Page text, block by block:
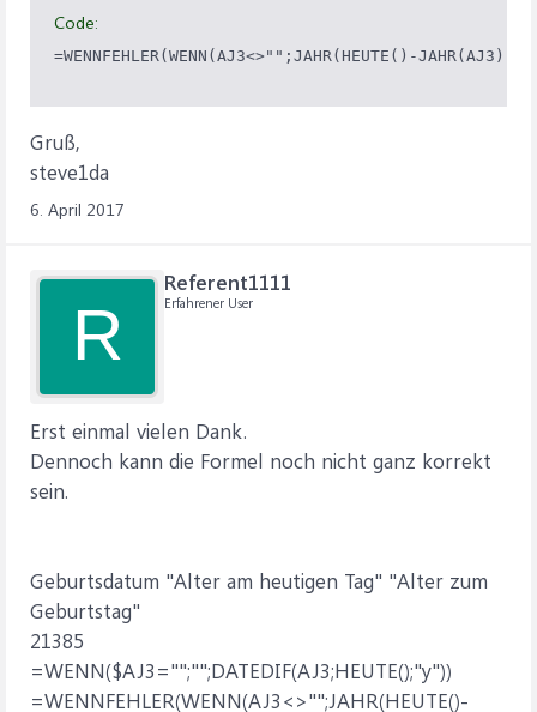
Code:
Gruß,
steve1da
6. April 2017
R
Referent1111
Erfahrener User
Erst einmal vielen Dank.
Dennoch kann die Formel noch nicht ganz korrekt
sein.
Geburtsdatum "Alter am heutigen Tag" "Alter zum
Geburtstag"
21385
=WENN($AJ3="";"";DATEDIF(AJ3;HEUTE();"y"))
=WENNFEHLER(WENN(AJ3<>"";JAHR(HEUTE()-